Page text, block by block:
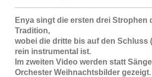
Enya singt die ersten drei Strophen
Tradition,
wobei die dritte bis auf den Schluss
rein instrumental ist.
Im zweiten Video werden statt
Orchester Weihnachtsbilder gezeigt.